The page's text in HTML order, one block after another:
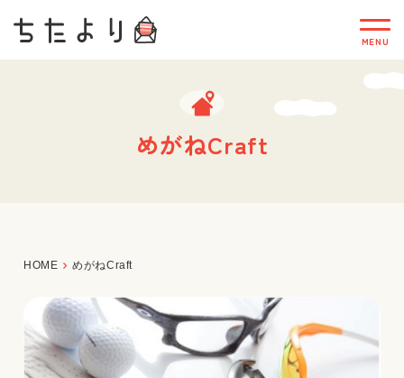
めがねCraft
HOME めがねCraft